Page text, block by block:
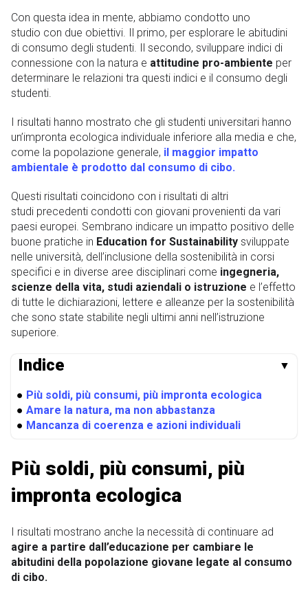
Con questa idea in mente, abbiamo condotto uno
studio con due obiettivi. Il primo, per esplorare le abitudini
di consumo degli studenti. Il secondo, sviluppare indici di
connessione con la natura e attitudine pro-ambiente per
determinare le relazioni tra questi indici e il consumo degli
studenti.
I risultati hanno mostrato che gli studenti universitari hanno
un’impronta ecologica individuale inferiore alla media e che,
come la popolazione generale, il maggior impatto
ambientale è prodotto dal consumo di cibo.
Questi risultati coincidono con i risultati di altri
studi precedenti condotti con giovani provenienti da vari
paesi europei. Sembrano indicare un impatto positivo delle
buone pratiche in Education for Sustainability sviluppate
nelle università, dell’inclusione della sostenibilità in corsi
specifici e in diverse aree disciplinari come ingegneria,
scienze della vita, studi aziendali o istruzione e l’effetto
di tutte le dichiarazioni, lettere e alleanze per la sostenibilità
che sono state stabilite negli ultimi anni nell’istruzione
superiore.
Indice ▼
● Più soldi, più consumi, più impronta ecologica
● Amare la natura, ma non abbastanza
● Mancanza di coerenza e azioni individuali
Più soldi, più consumi, più
impronta ecologica
I risultati mostrano anche la necessità di continuare ad
agire a partire dall’educazione per cambiare le
abitudini della popolazione giovane legate al consumo
di cibo.